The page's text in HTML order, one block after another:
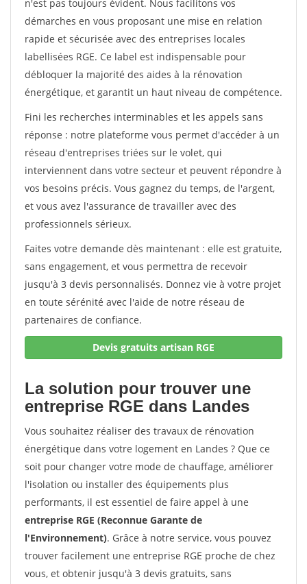
n'est pas toujours évident. Nous facilitons vos
démarches en vous proposant une mise en relation
rapide et sécurisée avec des entreprises locales
labellisées RGE. Ce label est indispensable pour
débloquer la majorité des aides à la rénovation
énergétique, et garantit un haut niveau de compétence.
Fini les recherches interminables et les appels sans
réponse : notre plateforme vous permet d'accéder à un
réseau d'entreprises triées sur le volet, qui
interviennent dans votre secteur et peuvent répondre à
vos besoins précis. Vous gagnez du temps, de l'argent,
et vous avez l'assurance de travailler avec des
professionnels sérieux.
Faites votre demande dès maintenant : elle est gratuite,
sans engagement, et vous permettra de recevoir
jusqu'à 3 devis personnalisés. Donnez vie à votre projet
en toute sérénité avec l'aide de notre réseau de
partenaires de confiance.
Devis gratuits artisan RGE
La solution pour trouver une
entreprise RGE dans Landes
Vous souhaitez réaliser des travaux de rénovation
énergétique dans votre logement en Landes ? Que ce
soit pour changer votre mode de chauffage, améliorer
l'isolation ou installer des équipements plus
performants, il est essentiel de faire appel à une
entreprise RGE (Reconnue Garante de
l'Environnement). Grâce à notre service, vous pouvez
trouver facilement une entreprise RGE proche de chez
vous, et obtenir jusqu'à 3 devis gratuits, sans